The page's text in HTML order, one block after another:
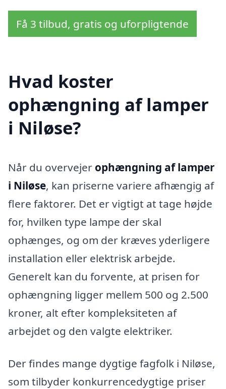
Få 3 tilbud, gratis og uforpligtende
Hvad koster
ophængning af lamper
i Niløse?
Når du overvejer ophængning af lamper
i Niløse, kan priserne variere afhængig af
flere faktorer. Det er vigtigt at tage højde
for, hvilken type lampe der skal
ophænges, og om der kræves yderligere
installation eller elektrisk arbejde.
Generelt kan du forvente, at prisen for
ophængning ligger mellem 500 og 2.500
kroner, alt efter kompleksiteten af
arbejdet og den valgte elektriker.
Der findes mange dygtige fagfolk i Niløse,
som tilbyder konkurrencedygtige priser